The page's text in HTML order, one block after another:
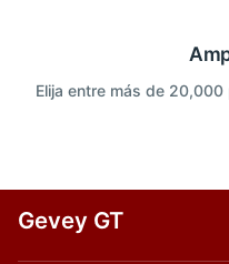
Elija entre más de
Gevey GT